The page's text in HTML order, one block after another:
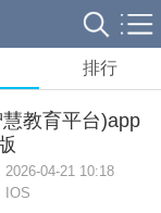
排行
教育平台)app
2026-04-21 10:18
IOS